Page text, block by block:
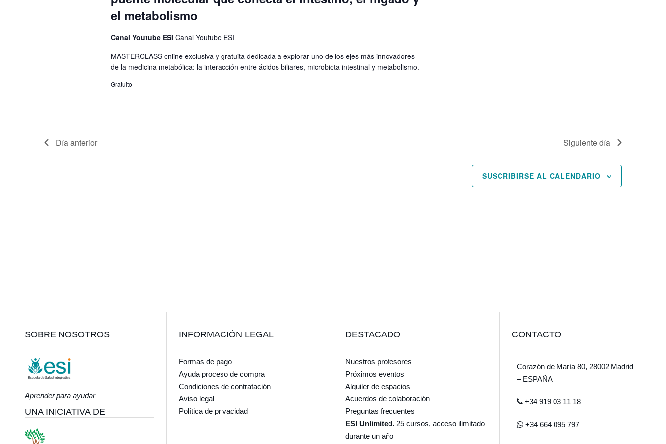
el metabolismo
Canal Youtube ESI Canal Youtube ESI
MASTERCLASS online exclusiva y gratuita dedicada a explorar uno de los ejes más innovadores
de la medicina metabólica: la interacción entre ácidos biliares, microbiota intestinal y metabolismo.
Gratuito
Día anterior Siguiente día
SUSCRIBIRSE AL CALENDARIO
SOBRE NOSOTROS
Aprender para ayudar
UNA INICIATIVA DE
INFORMACIÓN LEGAL
Formas de pago
Ayuda proceso de compra
Condiciones de contratación
Aviso legal
Política de privacidad
DESTACADO
Nuestros profesores
Próximos eventos
Alquiler de espacios
Acuerdos de colaboración
Preguntas frecuentes
ESI Unlimited. 25 cursos, acceso ilimitado
durante un año
CONTACTO
Corazón de María 80, 28002 Madrid
– ESPAÑA
+34 919 03 11 18
+34 664 095 797